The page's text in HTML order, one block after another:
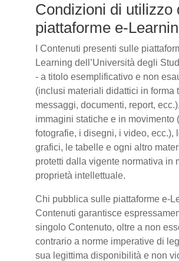
Condizioni di utilizzo
piattaforme e-
I Contenuti presenti sulle
Learning dell’Università degli
- a titolo esemplificativo e non
(inclusi materiali didattici in forma
messaggi, documenti, report,
immagini statiche e in movimento
fotografie, i disegni, i video, ecc.),
grafici, le tabelle e ogni altro
protetti dalla vigente normativa in
proprietà intellettuale.
Chi pubblica sulle piattaforme e-
Contenuti garantisce
singolo Contenuto, oltre a non
contrario a norme imperative di
sua legittima disponibilità e non